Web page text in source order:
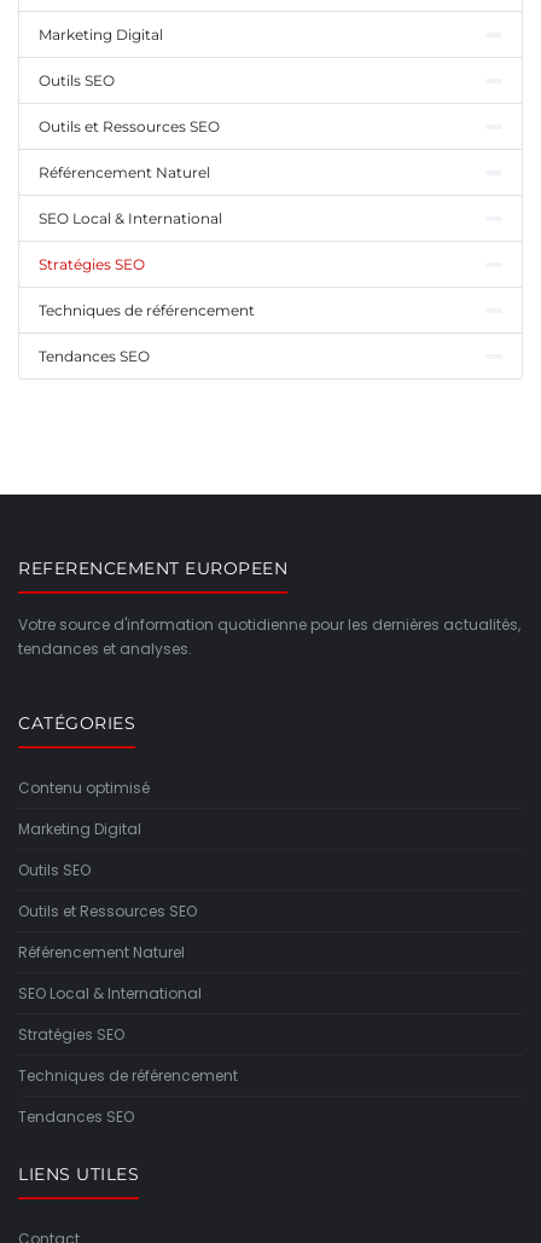
Marketing Digital
Outils SEO
Outils et Ressources SEO
Référencement Naturel
SEO Local & International
Stratégies SEO
Techniques de référencement
Tendances SEO
REFERENCEMENT EUROPEEN
Votre source d'information quotidienne pour les dernières actualités,
tendances et analyses.
CATÉGORIES
Contenu optimisé
Marketing Digital
Outils SEO
Outils et Ressources SEO
Référencement Naturel
SEO Local & International
Stratégies SEO
Techniques de référencement
Tendances SEO
LIENS UTILES
Contact